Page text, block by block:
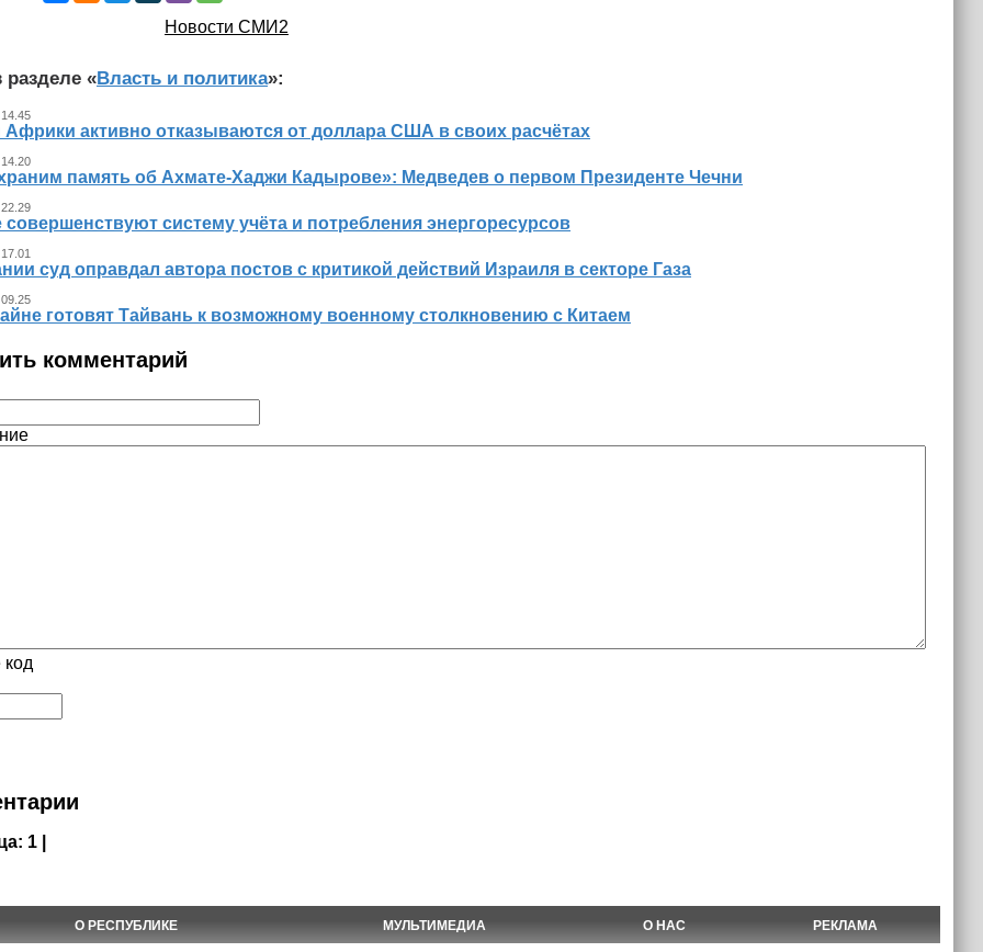
Новости СМИ2
разделе «Власть и политика»:
активно отказываются от доллара США в своих расчётах
память об Ахмате-Хаджи Кадырове»: Медведев о первом Президенте Чечни
совершенствуют систему учёта и потребления энергоресурсов
суд оправдал автора постов с критикой действий Израиля в секторе Газа
готовят Тайвань к возможному военному столкновению с Китаем
комментарий
код
1 |
О РЕСПУБЛИКЕ МУЛЬТИМЕДИА О НАС РЕКЛАМА